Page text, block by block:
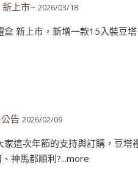
上市~ 2026/03/18
盒 新上市，新增一款15入裝豆
告 2026/02/09
家這次年節的支持與訂購，豆
神馬都順利?...more